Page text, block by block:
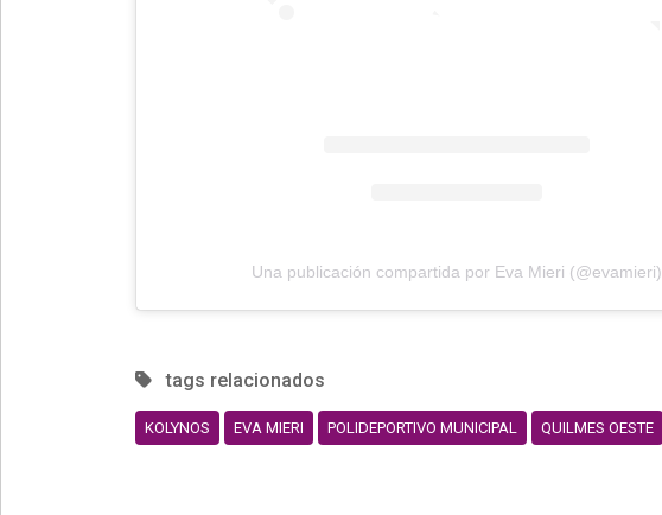
Una publicación compartida por Eva Mieri (@evamieri)
tags relacionados
KOLYNOS EVA MIERI POLIDEPORTIVO MUNICIPAL QUILMES OESTE